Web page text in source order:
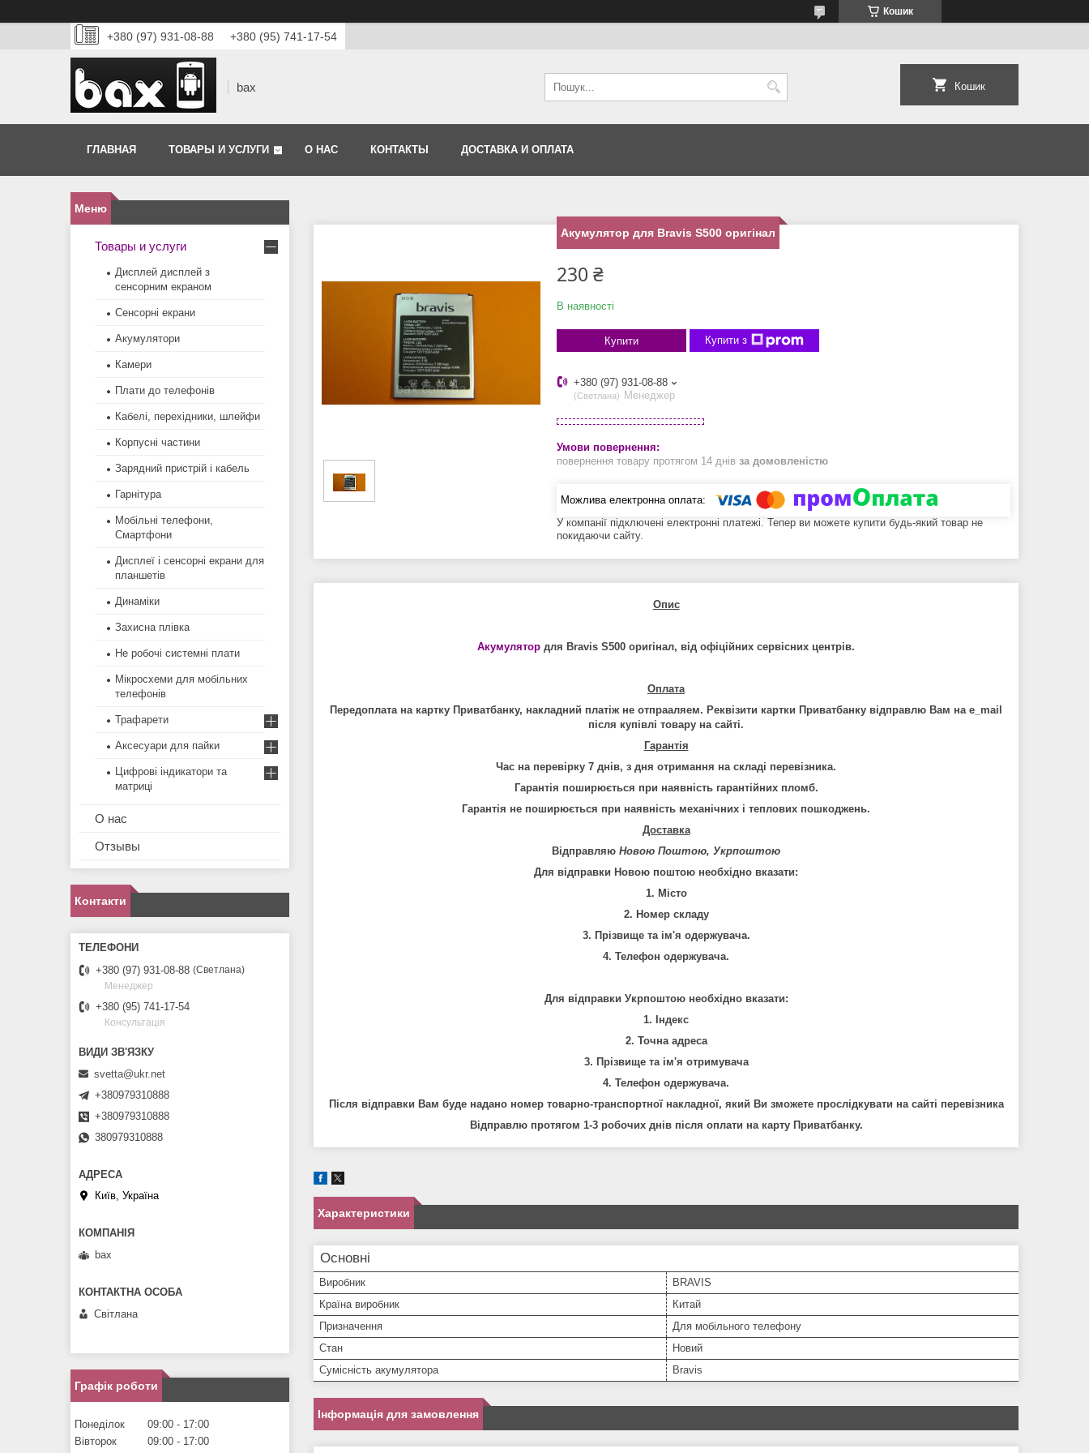
Кошик
+380 (97) 931-08-88 +380 (95) 741-17-54
bax Кошик
ГЛАВНАЯ ТОВАРЫ И УСЛУГИ О НАС КОНТАКТЫ ДОСТАВКА И ОПЛАТА
Акумулятор для Bravis S500 оригінал
230 ₴
В наявності
Купити Купити з
+380 (97) 931-08-88
Светлана Менеджер
повернення товару протягом 14 днів за домовленістю
У компанії підключені електронні платежі. Тепер ви можете купити будь-який товар не
покидаючи сайту.
Опис
Акумулятор для Bravis S500 оригінал, від офіційних сервісних центрів.
Оплата
Передоплата на картку Приватбанку, накладний платіж не отпрааляем. Реквізити картки Приватбанку відправлю Вам на e_mail
після купівлі товару на сайті.
Гарантія
Час на перевірку 7 днів, з дня отримання на складі перевізника.
Гарантія поширюється при наявність гарантійних пломб.
Гарантія не поширюється при наявність механічних і теплових пошкоджень.
Доставка
Відправляю Новою Поштою, Укрпоштою
Для відправки Новою поштою необхідно вказати:
1. Місто
2. Номер складу
3. Прізвище та ім'я одержувача.
4. Телефон одержувача.
Для відправки Укрпоштою необхідно вказати:
1. Індекс
2. Точна адреса
3. Прізвище та ім'я отримувача
4. Телефон одержувача.
Після відправки Вам буде надано номер товарно-транспортної накладної, який Ви зможете прослідкувати на сайті перевізника
Відправлю протягом 1-3 робочих днів після оплати на карту Приватбанку.
Характеристики
Основні
Виробник
BRAVIS
Країна виробник
Китай
Призначення
Для мобільного телефону
Стан
Новий
Сумісність акумулятора
Bravis
Інформація для замовлення
Товары и услуги
Дисплей дисплей з
сенсорним екраном
Сенсорні екрани
Акумулятори
Камери
Плати до телефонів
Кабелі, перехідники, шлейфи
Корпусні частини
Зарядний пристрій і кабель
Гарнітура
Мобільні телефони,
Смартфони
Дисплеї і сенсорні екрани для
планшетів
Динаміки
Захисна плівка
Не робочі системні плати
Мікросхеми для мобільних
телефонів
Трафарети
Аксесуари для пайки
Цифрові індикатори та
матриці
О нас
Отзывы
Контакти
+380 (97) 931-08-88 Светлана
Менеджер
+380 (95) 741-17-54
Консультація
svetta@ukr.net
+380979310888
+380979310888
380979310888
Київ, Україна
bax
Світлана
Графік роботи
Понеділок 09:00
17:00
Вівторок
09:00
17:00